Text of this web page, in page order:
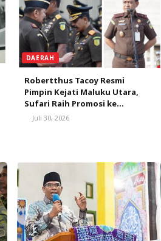
DAERAH
Robertthus Tacoy Resmi
Pimpin Kejati Maluku Utara,
Sufari Raih Promosi ke
Kejaksaan Agung
Juli 30, 2026